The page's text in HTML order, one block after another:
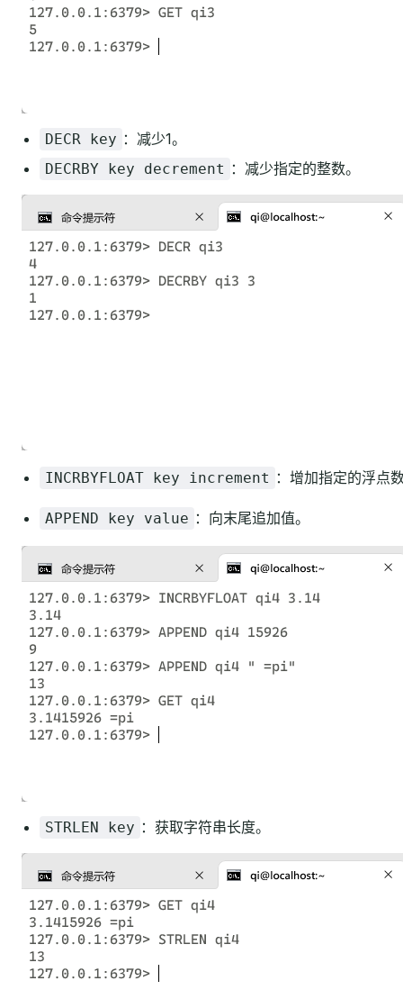
DECR key ：减少1。
DECRBY key decrement ：减少指定的整数。
INCRBYFLOAT key increment ：增加指定的浮点
APPEND key value ：向末尾追加值。
STRLEN key ：获取字符串长度。